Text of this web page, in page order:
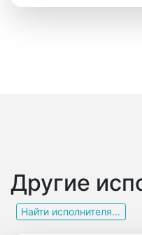
Другие
Найти исполнителя...